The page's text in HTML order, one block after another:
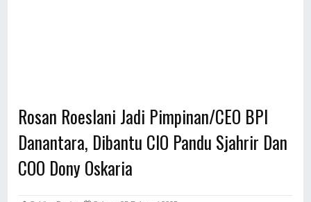
Rosan Roeslani Jadi Pimpinan/CEO BPI
Danantara, Dibantu CIO Pandu Sjahrir Dan
COO Dony Oskaria